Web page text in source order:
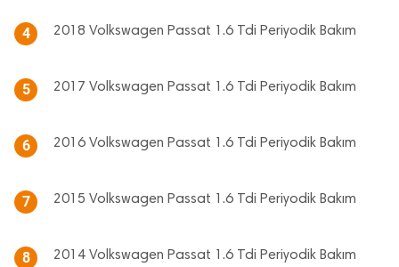
4 2018 Volkswagen Passat 1.6 Tdi Periyodik Bakım
5 2017 Volkswagen Passat 1.6 Tdi Periyodik Bakım
6 2016 Volkswagen Passat 1.6 Tdi Periyodik Bakım
7 2015 Volkswagen Passat 1.6 Tdi Periyodik Bakım
8 2014 Volkswagen Passat 1.6 Tdi Periyodik Bakım